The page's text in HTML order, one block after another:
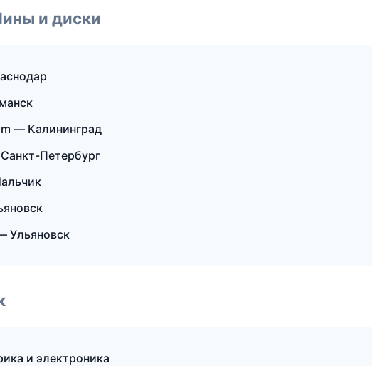
и диски
— Калининград
Петербург
Ульяновск
и электроника